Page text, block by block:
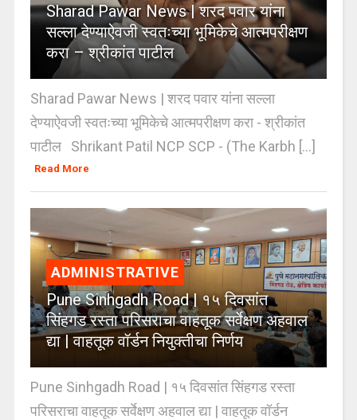
Sharad Pawar News | शरद पवार यांना
सल्ला देण्याऐवजी स्वतःच्या भूमिकेचे आत्मपरीक्षण
करा – श्रीकांत पाटील
Sharad Pawar News | शरद पवार यांना सल्ला
देण्याऐवजी स्वतःच्या भूमिकेचे आत्मपरीक्षण करा - श्रीकांत
पाटील Shrikant Patil NCP SCP - (The Karbh [...]
Read More
ADMINISTRATIVE
Pune Sinhgadh Road | १५ दिवसांत
सिंहगड रस्ता परिसराचा वाहतूक सर्वेक्षण अहवाल
द्या | वाहतूक वॉर्डन नियुक्तीचा निर्णय
Pune Sinhgadh Road | १५ दिवसांत सिंहगड रस्ता
परिसराचा वाहतूक सर्वेक्षण अहवाल द्या | वाहतूक वॉर्डन